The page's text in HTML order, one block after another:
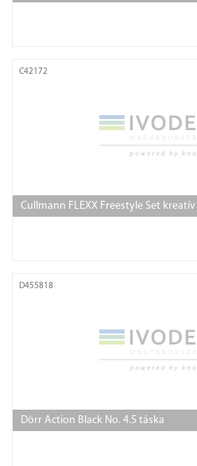
C42172
Cullmann FLEXX Freestyle Set
D455818
Dörr Action Black No. 4.5 táska